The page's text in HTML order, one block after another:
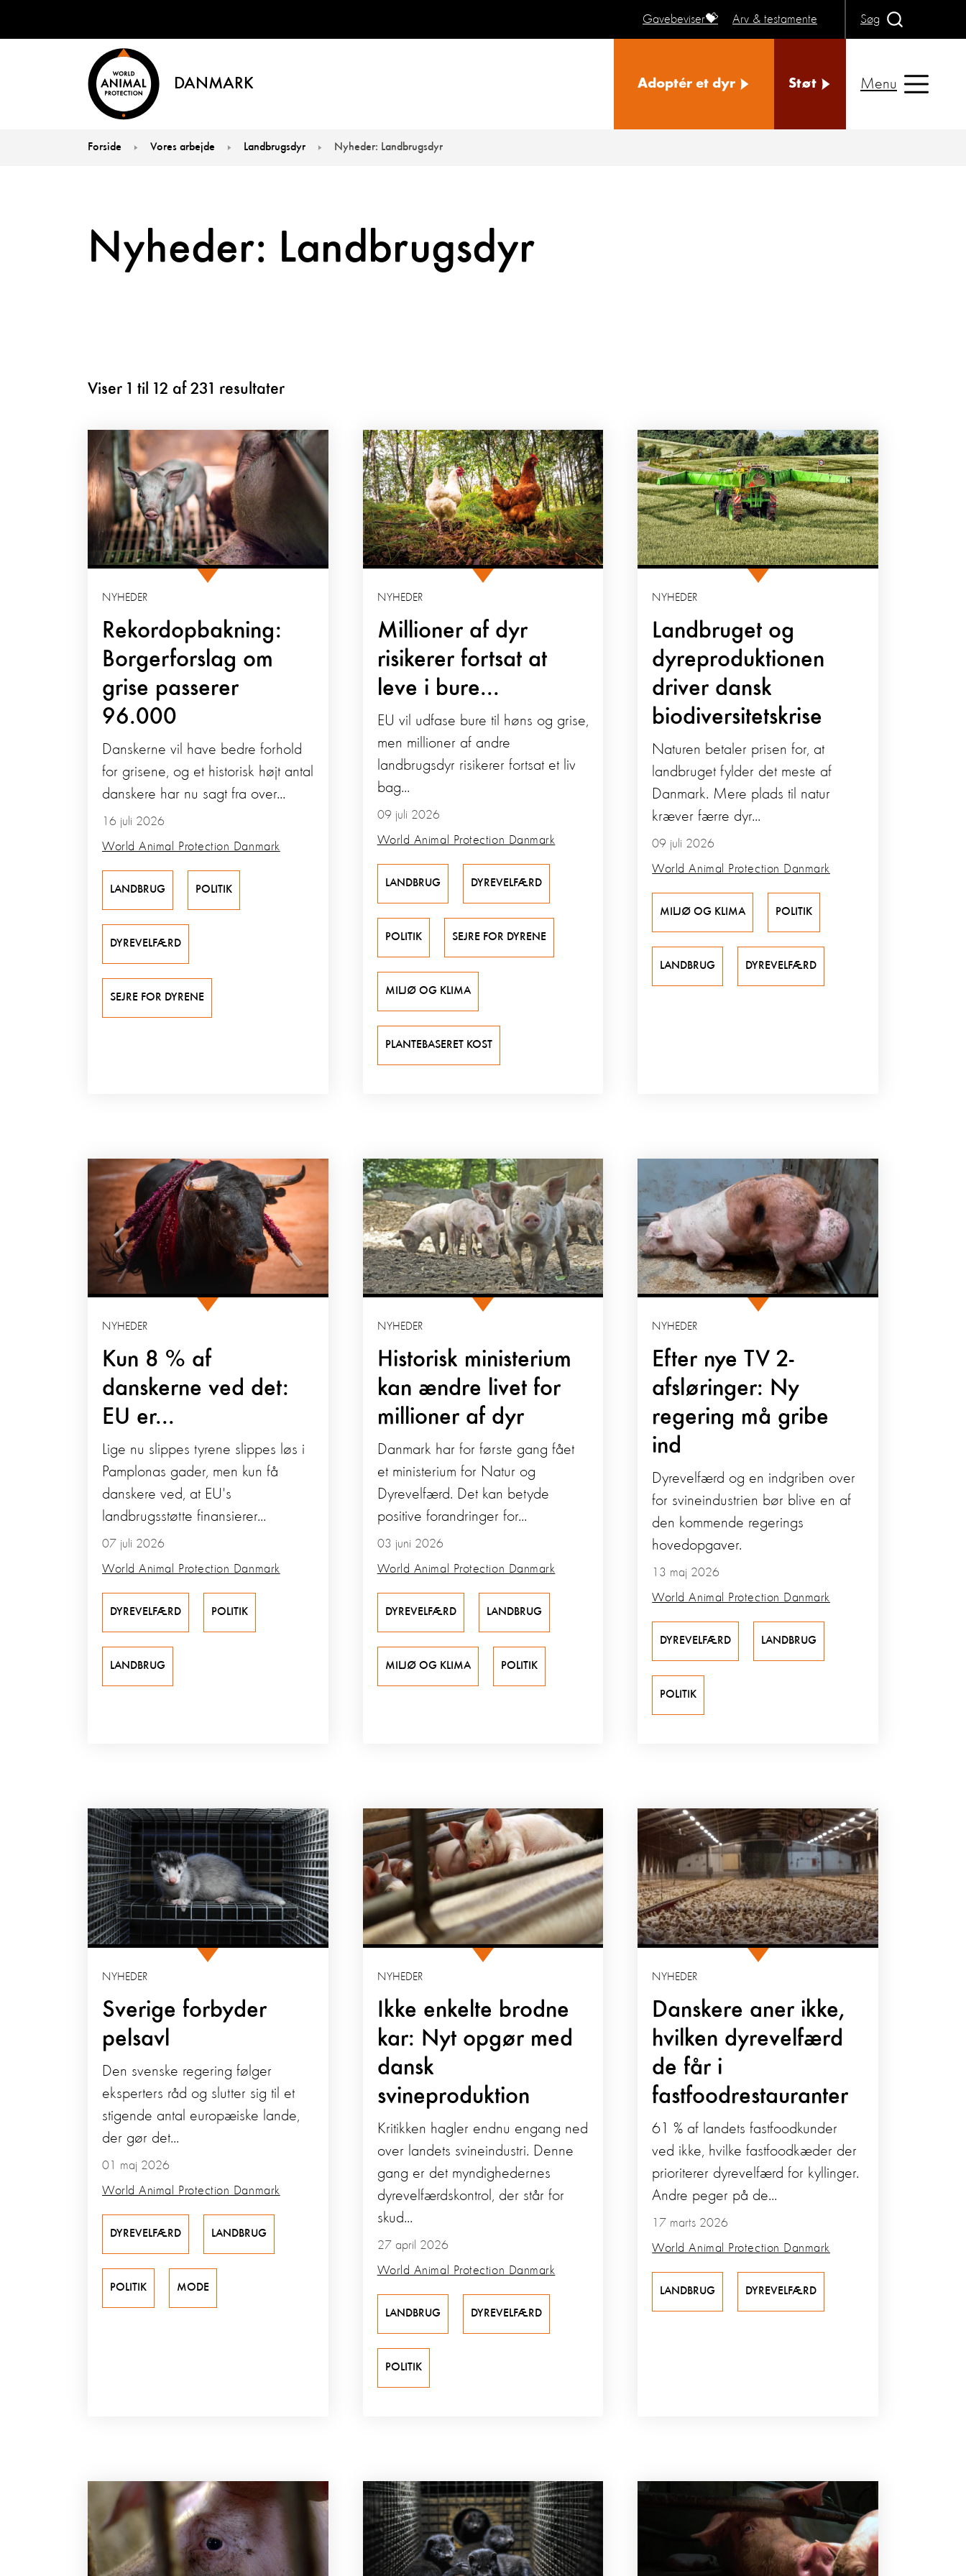
DANMARK
Gavebeviser💝 Arv & testamente Søg
Adoptér et dyr Støt Menu
Forside Vores arbejde Landbrugsdyr Nyheder: Landbrugsdyr
Nyheder: Landbrugsdyr
Viser 1 til 12 af 231 resultater
Rekordopbakning:
Borgerforslag om
grise passerer
96.000
NYHEDER
16 juli 2026
World Animal Protection Danmark
Danskerne vil have bedre forhold
for grisene, og et historisk højt antal
danskere har nu sagt fra over...
LANDBRUG POLITIK
DYREVELFÆRD
SEJRE FOR DYRENE
Millioner af dyr
risikerer fortsat at
leve i bure...
NYHEDER
09 juli 2026
World Animal Protection Danmark
EU vil udfase bure til høns og grise,
men millioner af andre
landbrugsdyr risikerer fortsat et liv
bag...
LANDBRUG DYREVELFÆRD
POLITIK SEJRE FOR DYRENE
MILJØ OG KLIMA
PLANTEBASERET KOST
Landbruget og
dyreproduktionen
driver dansk
biodiversitetskrise
NYHEDER
09 juli 2026
World Animal Protection Danmark
Naturen betaler prisen for, at
landbruget fylder det meste af
Danmark. Mere plads til natur
kræver færre dyr...
MILJØ OG KLIMA POLITIK
LANDBRUG DYREVELFÆRD
Kun 8 % af
danskerne ved det:
EU er...
NYHEDER
07 juli 2026
World Animal Protection Danmark
Lige nu slippes tyrene slippes løs i
Pamplonas gader, men kun få
danskere ved, at EU's
landbrugsstøtte finansierer...
DYREVELFÆRD POLITIK
LANDBRUG
Historisk ministerium
kan ændre livet for
millioner af dyr
NYHEDER
03 juni 2026
World Animal Protection Danmark
Danmark har for første gang fået
et ministerium for Natur og
Dyrevelfærd. Det kan betyde
positive forandringer for...
DYREVELFÆRD LANDBRUG
MILJØ OG KLIMA POLITIK
Efter nye TV 2-
afsløringer: Ny
regering må gribe
ind
NYHEDER
13 maj 2026
World Animal Protection Danmark
Dyrevelfærd og en indgriben over
for svineindustrien bør blive en af
den kommende regerings
hovedopgaver.
DYREVELFÆRD LANDBRUG
POLITIK
Sverige forbyder
pelsavl
NYHEDER
01 maj 2026
World Animal Protection Danmark
Den svenske regering følger
eksperters råd og slutter sig til et
stigende antal europæiske lande,
der gør det...
DYREVELFÆRD LANDBRUG
POLITIK MODE
Ikke enkelte brodne
kar: Nyt opgør med
dansk
svineproduktion
NYHEDER
27 april 2026
World Animal Protection Danmark
Kritikken hagler endnu engang ned
over landets svineindustri. Denne
gang er det myndighedernes
dyrevelfærdskontrol, der står for
skud...
LANDBRUG DYREVELFÆRD
POLITIK
Danskere aner ikke,
hvilken dyrevelfærd
de får i
fastfoodrestauranter
NYHEDER
17 marts 2026
World Animal Protection Danmark
61 % af landets fastfoodkunder
ved ikke, hvilke fastfoodkæder der
prioriterer dyrevelfærd for kyllinger.
Andre peger på de...
LANDBRUG DYREVELFÆRD